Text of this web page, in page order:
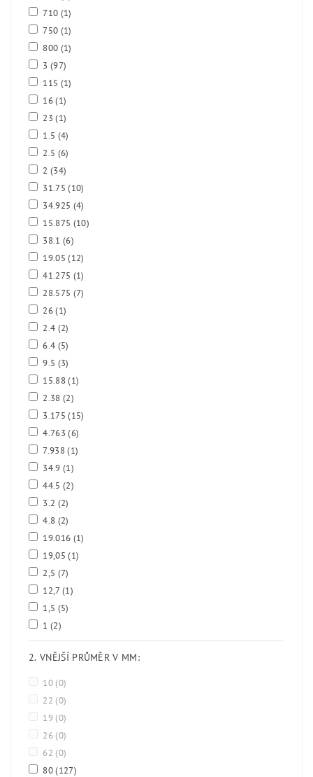
710 (1)
750 (1)
800 (1)
3 (97)
115 (1)
16(1)
23(1)
1.5 (4)
2.5 (6)
2 (34)
31.75(10)
34.925 (4)
15.875 (10)
38.1 (6)
19.05(12)
41.275 (1)
28.575 (7)
26(1)
2.4 (2)
6.4 (5)
9.5 (3)
15.88(1)
2.38 (2)
3.175(15)
4.763(6)
7.938(1)
34.9 (1)
44.5 (2)
3.2 (2)
4.8 (2)
19.016 (1)
19,05(1)
2,5 (7)
12,7(1)
1,5 (5)
1 (2)
2. VNĚJŠÍ PRŮMĚR V MM:
10 (0)
22 (0)
19 (0)
26 (0)
62 (0)
80(127)